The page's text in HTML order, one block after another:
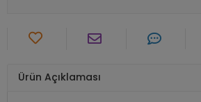
Ürün Açıklaması